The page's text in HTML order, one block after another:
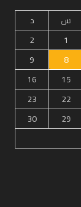
س
د
1
2
8
9
15
16
22
23
29
30